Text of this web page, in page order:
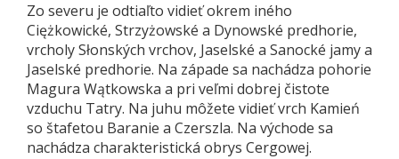
Zo severu je odtiaľto vidieť okrem iného
Ciężkowické, Strzyżowské a Dynowské predhorie,
vrcholy Słonských vrchov, Jaselské a Sanocké jamy a
Jaselské predhorie. Na západe sa nachádza pohorie
Magura Wątkowska a pri veľmi dobrej čistote
vzduchu Tatry. Na juhu môžete vidieť vrch Kamień
so štafetou Baranie a Czerszla. Na východe sa
nachádza charakteristická obrys Cergowej.